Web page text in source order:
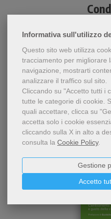
Informativa sull'utilizzo
Questo sito web utilizza
tracciamento per migliorare
navigazione, mostrarti
analizzare il traffico sul sito.
Cliccando su "Accetto tutti i
tutte le categorie di cookie.
quali accettare, clicca su
accetta solo i cookie
cliccando sulla X in alto a
consulta la Cookie Policy.
Accetto
Gestione
Chi ha visto
ha